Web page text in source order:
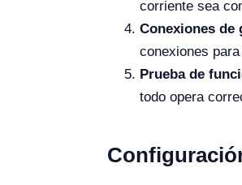
corriente sea
Conexiones de
conexiones
Prueba de
todo opera